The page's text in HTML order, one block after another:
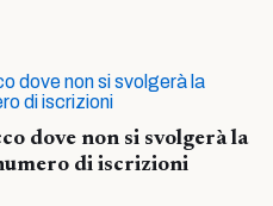
dove non si svolgerà la
di iscrizioni